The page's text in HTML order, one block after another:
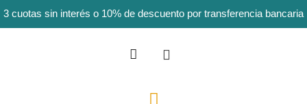
3 cuotas sin interés o 10% de descuento por transferencia bancaria